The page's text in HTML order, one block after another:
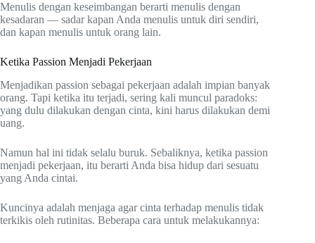
Menulis dengan keseimbangan berarti menulis dengan
kesadaran — sadar kapan Anda menulis untuk diri sendiri,
dan kapan menulis untuk orang lain.
Ketika Passion Menjadi Pekerjaan
Menjadikan passion sebagai pekerjaan adalah impian banyak
orang. Tapi ketika itu terjadi, sering kali muncul paradoks:
yang dulu dilakukan dengan cinta, kini harus dilakukan demi
uang.
Namun hal ini tidak selalu buruk. Sebaliknya, ketika passion
menjadi pekerjaan, itu berarti Anda bisa hidup dari sesuatu
yang Anda cintai.
Kuncinya adalah menjaga agar cinta terhadap menulis tidak
terkikis oleh rutinitas. Beberapa cara untuk melakukannya: